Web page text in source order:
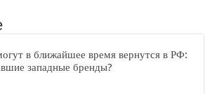
в ближайшее время вернутся в РФ:
западные бренды?